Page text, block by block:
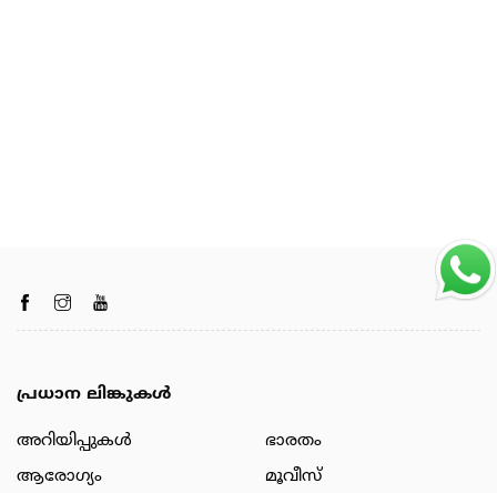
പ്രധാന ലിങ്കുകൾ
അറിയിപ്പുകള്‍
ആരോഗ്യം
ഭാരതം
മൂവീസ്